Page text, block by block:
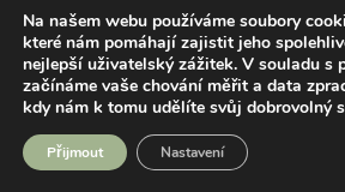
Na našem webu používáme soubory
které nám pomáhají zajistit jeho
nejlepší uživatelský zážitek. V souladu s
začínáme vaše chování měřit a data
kdy nám k tomu udělíte svůj dobrovolný
Přijmout Nastavení